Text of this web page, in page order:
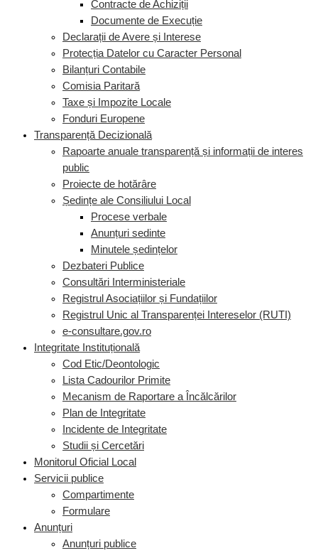
Contracte de Achiziții
Documente de Execuție
Declarații de Avere și Interese
Protecția Datelor cu Caracter Personal
Bilanțuri Contabile
Comisia Paritară
Taxe și Impozite Locale
Fonduri Europene
Transparență Decizională
Rapoarte anuale transparență și informații de interes
public
Proiecte de hotărâre
Ședințe ale Consiliului Local
Procese verbale
Anunțuri sedinte
Minutele ședințelor
Dezbateri Publice
Consultări Interministeriale
Registrul Asociațiilor și Fundațiilor
Registrul Unic al Transparenței Intereselor (RUTI)
e-consultare.gov.ro
Integritate Instituțională
Cod Etic/Deontologic
Lista Cadourilor Primite
Mecanism de Raportare a Încălcărilor
Plan de Integritate
Incidente de Integritate
Studii și Cercetări
Monitorul Oficial Local
Servicii publice
Compartimente
Formulare
Anunțuri
Anunțuri publice